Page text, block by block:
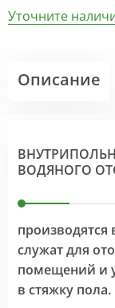
Уточните
Описание
ВОДЯНОГО
производятся
служат для
помещений и
в стяжку пола.